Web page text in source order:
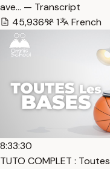
ave… — Transcript
45,936
1 French
8:33:30
TUTO COMPLET :